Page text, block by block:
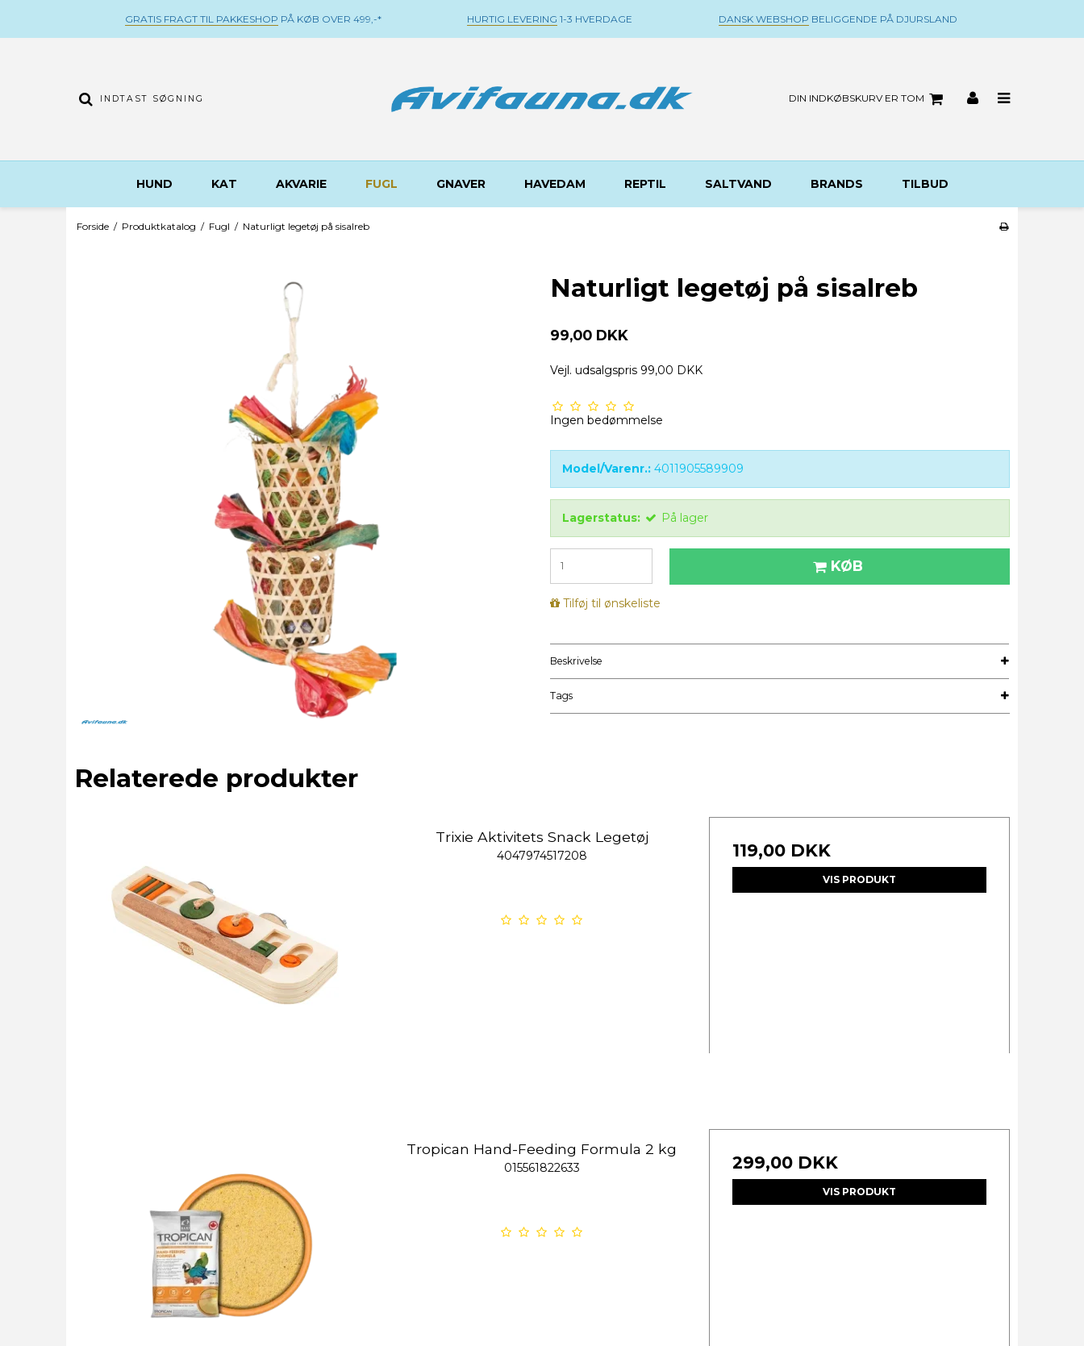
GRATIS FRAGT TIL PAKKESHOP PÅ KØB OVER 499,-* HURTIG LEVERING 1-3 HVERDAGE DANSK WEBSHOP BELIGGENDE PÅ DJURSLAND
DIN INDKØBSKURV ER TOM
HUND KAT AKVARIE FUGL GNAVER HAVEDAM REPTIL SALTVAND BRANDS TILBUD
Forside / Produktkatalog / Fugl / Naturligt legetøj på sisalreb
Naturligt legetøj på sisalreb
99,00 DKK
Vejl. udsalgspris 99,00 DKK
Ingen bedømmelse
Model/Varenr.: 4011905589909
Lagerstatus: På lager
KØB
Tilføj til ønskeliste
Beskrivelse
Tags
Relaterede produkter
Trixie Aktivitets Snack Legetøj
4047974517208 119,00 DKK
VIS PRODUKT
Tropican Hand-Feeding Formula 2 kg
015561822633 299,00 DKK
VIS PRODUKT